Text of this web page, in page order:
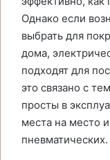
Однако если
выбрать для
дома,
подходят для
это связано с
просты в
места на место
пневматических.